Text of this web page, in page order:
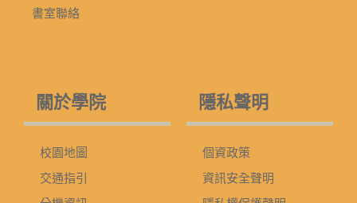
書室聯絡
關於學院
校園地圖
交通指引
隱私聲明
個資政策
資訊安全聲明